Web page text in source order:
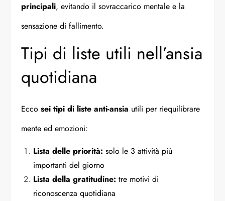
principali, evitando il sovraccarico mentale e la
sensazione di fallimento.
Tipi di liste utili nell’ansia
quotidiana
Eccosei tipi di liste anti-ansia utili per riequilibrare
mente ed emozioni:
Lista delle priorità: solo le 3 attività più
importanti del giorno
Lista della gratitudine: tre motivi di
riconoscenza quotidiana